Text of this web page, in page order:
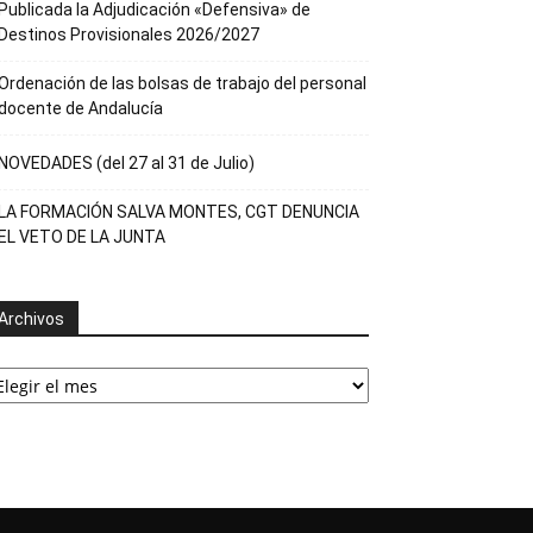
la Adjudicación «Defensiva» de
Provisionales 2026/2027
de las bolsas de trabajo del personal
de Andalucía
(del 27 al 31 de Julio)
FORMACIÓN SALVA MONTES, CGT DENUNCIA
VETO DE LA JUNTA